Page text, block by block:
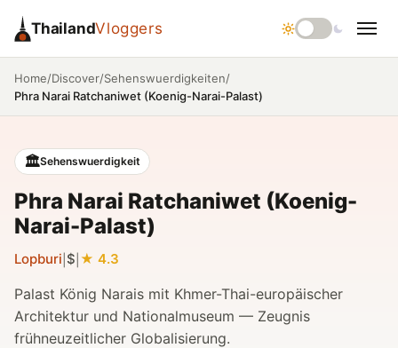
ThailandVloggers
Home/Discover/Sehenswuerdigkeiten/
Phra Narai Ratchaniwet (Koenig-Narai-Palast)
🏛️Sehenswuerdigkeit
Phra Narai Ratchaniwet (Koenig-
Narai-Palast)
Lopburi $ 4.3
Palast König Narais mit Khmer-Thai-europäischer
Architektur und Nationalmuseum — Zeugnis
frühneuzeitlicher Globalisierung.